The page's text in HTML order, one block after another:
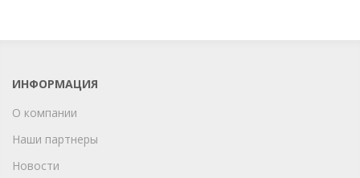
ИНФОРМАЦИЯ
О компании
Наши партнеры
Новости